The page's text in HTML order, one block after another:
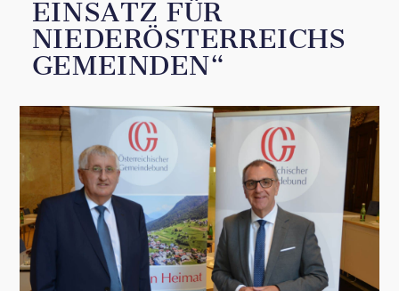
EINSATZ FÜR
NIEDERÖSTERREICHS
GEMEINDEN“